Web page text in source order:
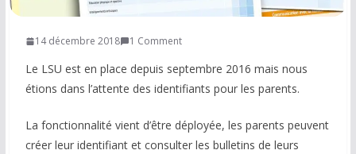
COMMUNAUTÉ
Groupes
Forum
14 décembre 2018 1 Comment
Le LSU est en place depuis septembre 2016 mais nous
étions dans l’attente des identifiants pour les parents.
La fonctionnalité vient d’être déployée, les parents peuvent
créer leur identifiant et consulter les bulletins de leurs